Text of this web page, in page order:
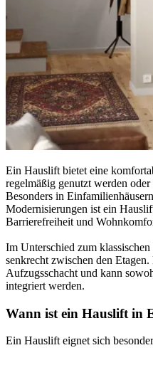
Ein Hauslift bietet eine
regelmäßig genutzt werden
Besonders in
Modernisierungen ist ein
Barrierefreiheit und
Im Unterschied zum
senkrecht zwischen den
Aufzugsschacht und kann
integriert werden.
Wann ist ein Hauslift in
Ein Hauslift eignet sich